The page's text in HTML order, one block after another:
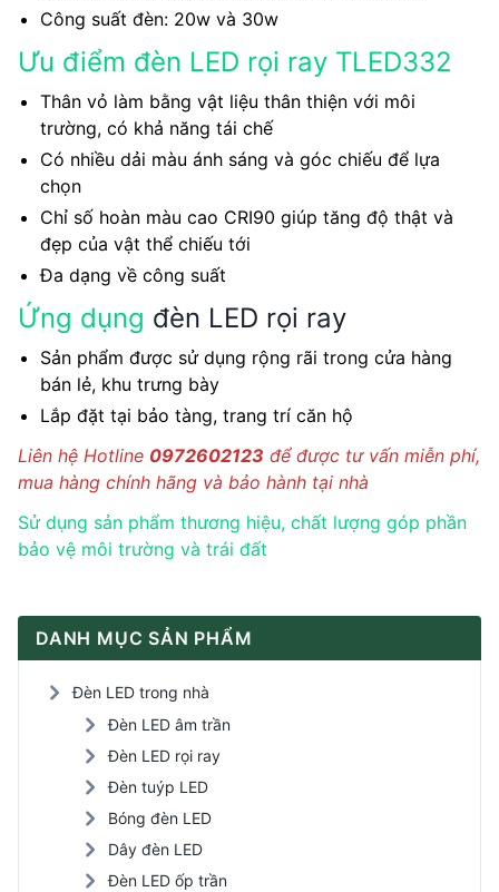
Công suất đèn: 20w và 30w
Ưu điểm đèn LED rọi ray TLED332
Thân vỏ làm bằng vật liệu thân thiện với môi
trường, có khả năng tái chế
Có nhiều dải màu ánh sáng và góc chiếu để lựa
chọn
Chỉ số hoàn màu cao CRI90 giúp tăng độ thật và
đẹp của vật thể chiếu tới
Đa dạng về công suất
Ứng dụng đèn LED rọi ray
Sản phẩm được sử dụng rộng rãi trong cửa hàng
bán lẻ, khu trưng bày
Lắp đặt tại bảo tàng, trang trí căn hộ
Liên hệ Hotline 0972602123 để được tư vấn miễn phí,
mua hàng chính hãng và bảo hành tại nhà
Sử dụng sản phẩm thương hiệu, chất lượng góp phần
bảo vệ môi trường và trái đất
DANH MỤC SẢN PHẨM
Đèn LED trong nhà
Đèn LED âm trần
Đèn LED rọi ray
Đèn tuýp LED
Bóng đèn LED
Dây đèn LED
Đèn LED ốp trần